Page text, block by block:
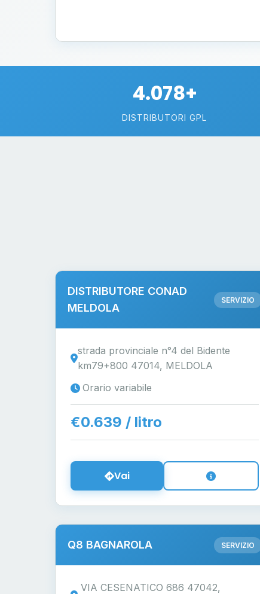
4.078+
DISTRIBUTORI GPL
DISTRIBUTORE CONAD
MELDOLA
SERVIZIO
strada provinciale n°4 del Bidente
km79+800 47014, MELDOLA
Orario variabile
€0.639 / litro
Vai
Q8 BAGNAROLA SERVIZIO
VIA CESENATICO 686 47042,